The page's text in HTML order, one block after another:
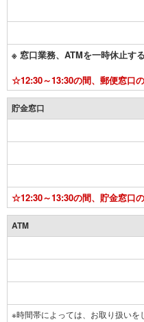
※ 窓口業務、ATMを一時休止す
☆12:30～13:30の間、郵便窓口
貯金窓口
☆12:30～13:30の間、貯金窓口
ATM
※時間帯によっては、お取り扱いを